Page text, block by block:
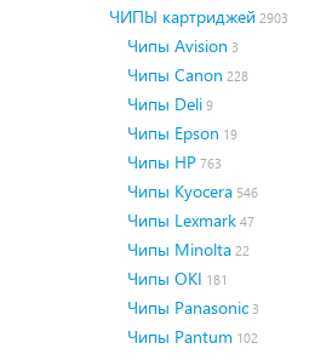
ЧИПЫ картриджей 2903
Чипы Avision 3
Чипы Canon 228
Чипы Deli 9
Чипы Epson 19
Чипы HP 763
Чипы Kyocera 546
Чипы Lexmark 47
Чипы Minolta 22
Чипы OKI 181
Чипы Panasonic 3
Чипы Pantum 102